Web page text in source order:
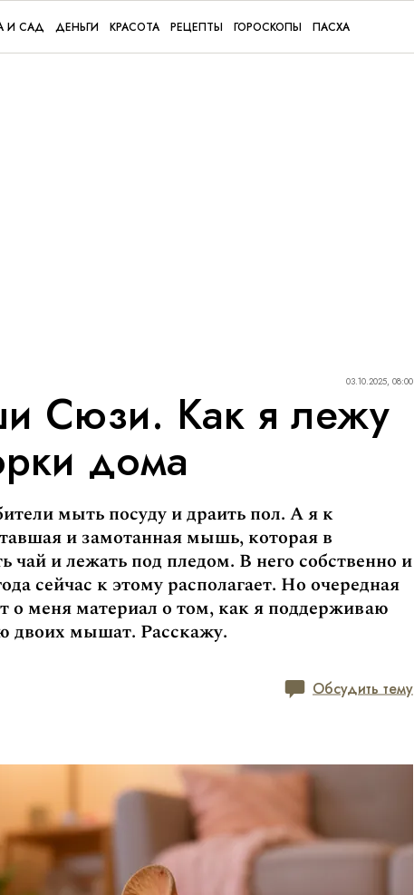
И САД ДЕНЬГИ КРАСОТА РЕЦЕПТЫ ГОРОСКОПЫ ПАСХА
03.10.2025, 08:00
Сюзи. Как я лежу
дома
мыть посуду и драить пол. А я к
и замотанная мышь, которая в
и лежать под пледом. В него собственно и
сейчас к этому располагает. Но очередная
о меня материал о том, как я поддерживаю
двоих мышат. Расскажу.
Обсудить тему